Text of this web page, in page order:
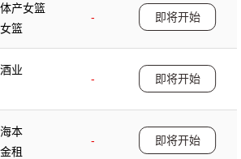
产女篮
-
篮
即将开始
业
-
即将开始
本
-
租
即将开始